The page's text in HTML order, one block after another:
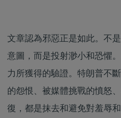
文章認為邪惡正是如此。不
意圖，而是投射渺小和恐懼
力所獲得的驗證。特朗普不
的怨恨、被媒體挑戰的憤怒
復，都是抹去和避免對羞辱